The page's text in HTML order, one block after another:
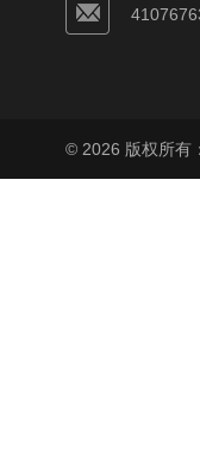
© 2026 版权所有